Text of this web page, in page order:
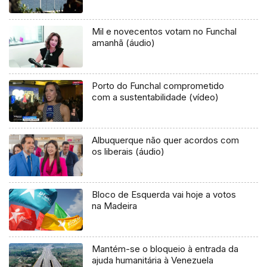
Mil e novecentos votam no Funchal
amanhã (áudio)
Porto do Funchal comprometido
com a sustentabilidade (vídeo)
Albuquerque não quer acordos com
os liberais (áudio)
Bloco de Esquerda vai hoje a votos
na Madeira
Mantém-se o bloqueio à entrada da
ajuda humanitária à Venezuela